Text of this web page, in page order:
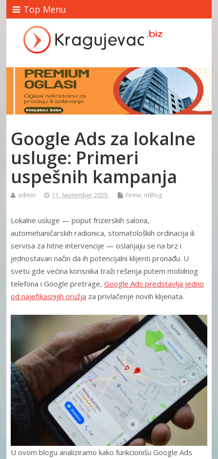
Top Menu
Google Ads za lokalne
usluge: Primeri
uspešnih kampanja
admin 11. September 2025. Firme, mBlog
Lokalne usluge — poput frizerskih salona,
automehaničarskih radionica, stomatoloških ordinacija ili
servisa za hitne intervencije — oslanjaju se na brz i
jednostavan način da ih potencijalni klijenti pronađu. U
svetu gde većina korisnika traži rešenja putem mobilnog
telefona i Google pretrage, Google Ads predstavlja jedno
od najefikasnijih oružja za privlačenje novih klijenata.
U ovom blogu analiziramo kako funkcionišu Google Ads